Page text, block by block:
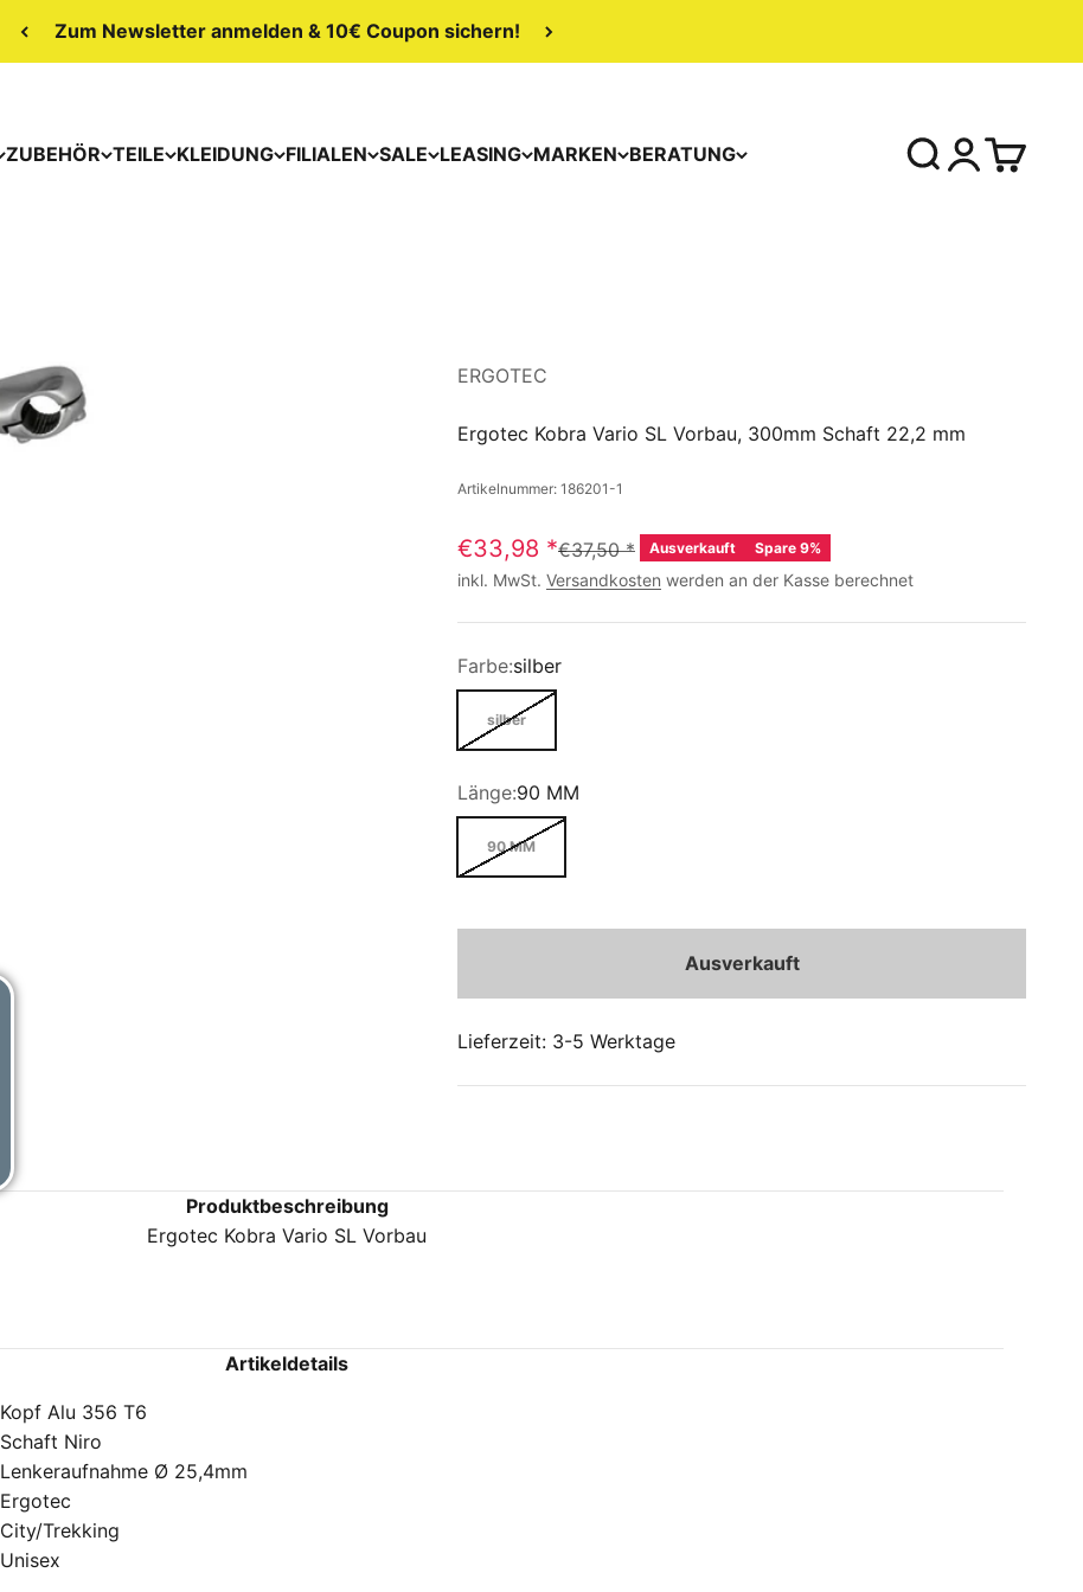
Zum Newsletter anmelden & 10€ Coupon sichern!
ZUBEHÖR TEILE KLEIDUNG FILIALEN SALE LEASING MARKEN BERATUNG
ERGOTEC
Ergotec Kobra Vario SL Vorbau, 300mm Schaft 22,2 mm
Artikelnummer: 186201-1
€33,98 *€37,50* Ausverkauft Spare 9%
inkl. MwSt. Versandkosten werden an der Kasse berechnet
Farbe:silber
silber
Länge:90 MM
90 MM
Ausverkauft
Lieferzeit: 3-5 Werktage
Produktbeschreibung
Ergotec Kobra Vario SL Vorbau
Artikeldetails
Kopf Alu 356 T6
Schaft Niro
Lenkeraufnahme Ø 25,4mm
Ergotec
City/Trekking
Unisex